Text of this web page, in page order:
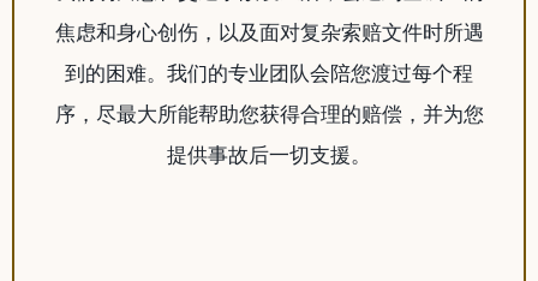
焦虑和身心创伤，以及面对复杂索赔文件时所遇
到的困难。我们的专业团队会陪您渡过每个程
序，尽最大所能帮助您获得合理的赔偿，并为您
提供事故后一切支援。